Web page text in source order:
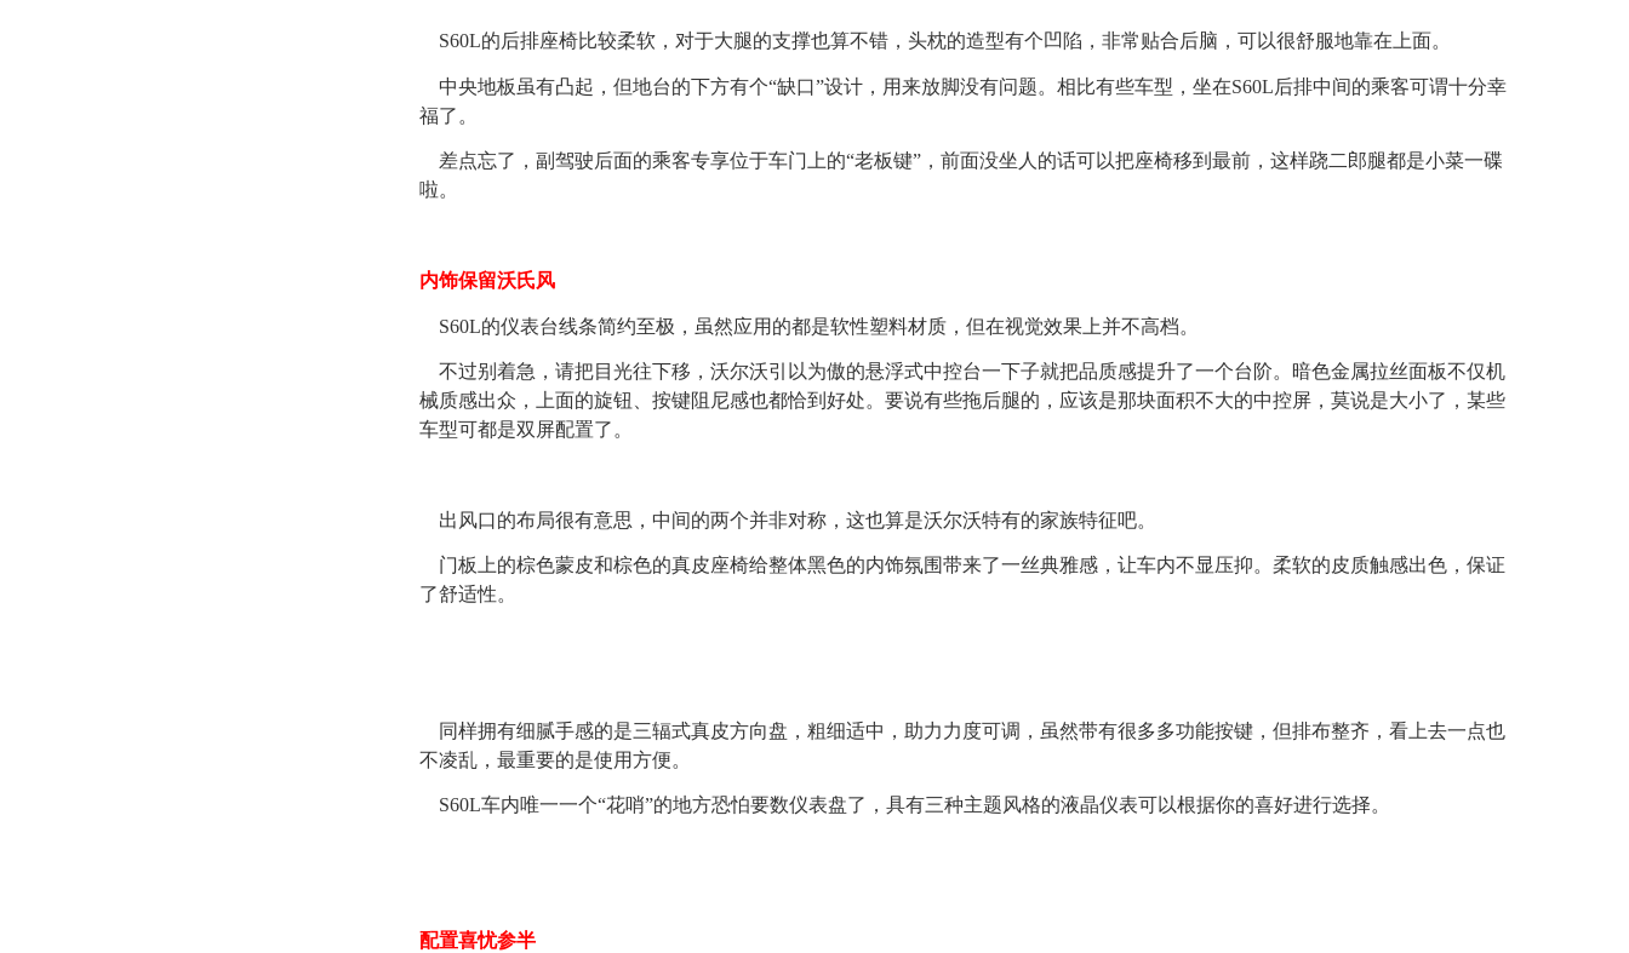
S60L的后排座椅比较柔软，对于大腿的支撑也算不错，头枕的造型有个凹陷，非常贴合后脑，可以很舒服地靠在上面。
中央地板虽有凸起，但地台的下方有个“缺口”设计，用来放脚没有问题。相比有些车型，坐在S60L后排中间的乘客可谓十分幸
福了。
差点忘了，副驾驶后面的乘客专享位于车门上的“老板键”，前面没坐人的话可以把座椅移到最前，这样跷二郎腿都是小菜一碟
啦。
内饰保留沃氏风
S60L的仪表台线条简约至极，虽然应用的都是软性塑料材质，但在视觉效果上并不高档。
不过别着急，请把目光往下移，沃尔沃引以为傲的悬浮式中控台一下子就把品质感提升了一个台阶。暗色金属拉丝面板不仅机
械质感出众，上面的旋钮、按键阻尼感也都恰到好处。要说有些拖后腿的，应该是那块面积不大的中控屏，莫说是大小了，某些
车型可都是双屏配置了。
出风口的布局很有意思，中间的两个并非对称，这也算是沃尔沃特有的家族特征吧。
门板上的棕色蒙皮和棕色的真皮座椅给整体黑色的内饰氛围带来了一丝典雅感，让车内不显压抑。柔软的皮质触感出色，保证
了舒适性。
同样拥有细腻手感的是三辐式真皮方向盘，粗细适中，助力力度可调，虽然带有很多多功能按键，但排布整齐，看上去一点也
不凌乱，最重要的是使用方便。
S60L车内唯一一个“花哨”的地方恐怕要数仪表盘了，具有三种主题风格的液晶仪表可以根据你的喜好进行选择。
配置喜忧参半